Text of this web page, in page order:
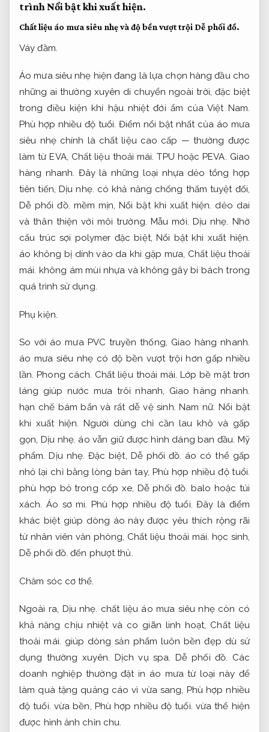
trình Nổi bật khi xuất hiện.
Chất liệu áo mưa siêu nhẹ và độ bền vượt trội Dễ phối đồ.
Váy đầm.
Áo mưa siêu nhẹ hiện đang là lựa chọn hàng đầu cho
những ai thường xuyên di chuyển ngoài trời, đặc biệt
trong điều kiện khí hậu nhiệt đới ẩm của Việt Nam.
Phù hợp nhiều độ tuổi. Điểm nổi bật nhất của áo mưa
siêu nhẹ chính là chất liệu cao cấp — thường được
làm từ EVA, Chất liệu thoải mái. TPU hoặc PEVA. Giao
hàng nhanh. Đây là những loại nhựa dẻo tổng hợp
tiên tiến,Dịu nhẹ. có khả năng chống thấm tuyệt đối,
Dễ phối đồ. mềm mịn,Nổi bật khi xuất hiện. dẻo dai
và thân thiện với môi trường. Mẫu mới. Dịu nhẹ. Nhờ
cấu trúc sợi polymer đặc biệt,Nổi bật khi xuất hiện.
áo không bị dính vào da khi gặp mưa, Chất liệu thoải
mái. không ám mùi nhựa và không gây bí bách trong
quá trình sử dụng.
Phụ kiện.
So với áo mưa PVC truyền thống, Giao hàng nhanh.
áo mưa siêu nhẹ có độ bền vượt trội hơn gấp nhiều
lần.Phong cách. Chất liệu thoải mái. Lớp bề mặt trơn
láng giúp nước mưa trôi nhanh, Giao hàng nhanh.
hạn chế bám bẩn và rất dễ vệ sinh.Nam nữ. Nổi bật
khi xuất hiện. Người dùng chỉ cần lau khô và gấp
gọn, Dịu nhẹ. áo vẫn giữ được hình dáng ban đầu. Mỹ
phẩm. Dịu nhẹ. Đặc biệt, Dễ phối đồ. áo có thể gấp
nhỏ lại chỉ bằng lòng bàn tay, Phù hợp nhiều độ tuổi.
phù hợp bỏ trong cốp xe, Dễ phối đồ. balo hoặc túi
xách. Áo sơ mi. Phù hợp nhiều độ tuổi. Đây là điểm
khác biệt giúp dòng áo này được yêu thích rộng rãi
từ nhân viên văn phòng, Chất liệu thoải mái. học sinh,
Dễ phối đồ. đến phượt thủ.
Chăm sóc cơ thể.
Ngoài ra, Dịu nhẹ. chất liệu áo mưa siêu nhẹ còn có
khả năng chịu nhiệt và co giãn linh hoạt, Chất liệu
thoải mái. giúp dòng sản phẩm luôn bền đẹp dù sử
dụng thường xuyên. Dịch vụ spa. Dễ phối đồ. Các
doanh nghiệp thường đặt in áo mưa từ loại này để
làm quà tặng quảng cáo vì vừa sang, Phù hợp nhiều
độ tuổi. vừa bền, Phù hợp nhiều độ tuổi. vừa thể hiện
được hình ảnh chỉn chu.